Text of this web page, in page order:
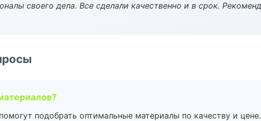
своего дела. Все сделали качественно и в срок.
подобрать оптимальные материалы по качеству и цене.